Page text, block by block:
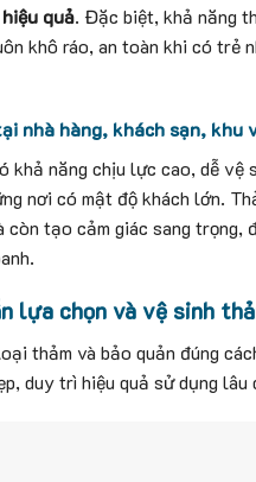
quả. Đặc biệt, khả năng
khô ráo, an toàn khi có trẻ
nhà hàng, khách sạn, khu
khả năng chịu lực cao, dễ vệ
nơi có mật độ khách lớn.
còn tạo cảm giác sang trọng,
lựa chọn và vệ sinh
thảm và bảo quản đúng
duy trì hiệu quả sử dụng lâu